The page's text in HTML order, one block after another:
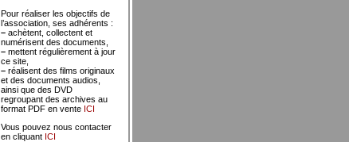
Pour réaliser les objectifs de
l’association, ses adhérents :
– achètent, collectent et
numérisent des documents,
– mettent régulièrement à jour
ce site,
– réalisent des films originaux
et des documents audios,
ainsi que des DVD
regroupant des archives au
format PDF en vente ICI
Vous pouvez nous contacter
en cliquant ICI